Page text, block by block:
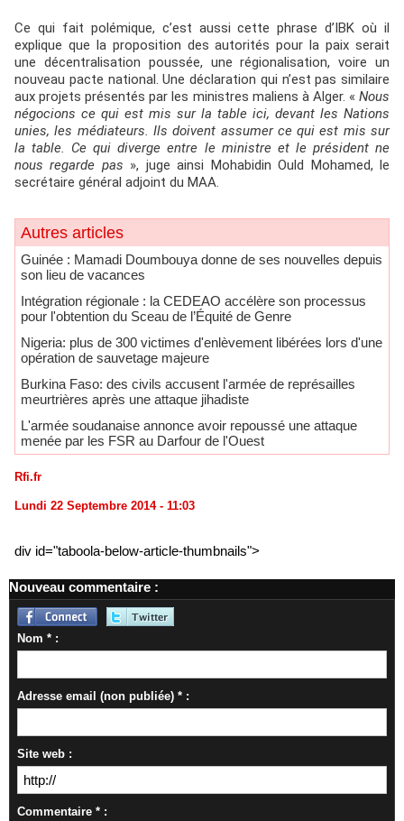
Ce qui fait polémique, c’est aussi cette phrase d’IBK où il
explique que la proposition des autorités pour la paix serait
une décentralisation poussée, une régionalisation, voire un
nouveau pacte national. Une déclaration qui n’est pas similaire
aux projets présentés par les ministres maliens à Alger. « Nous
négocions ce qui est mis sur la table ici, devant les Nations
unies, les médiateurs. Ils doivent assumer ce qui est mis sur
la table. Ce qui diverge entre le ministre et le président ne
nous regarde pas », juge ainsi Mohabidin Ould Mohamed, le
secrétaire général adjoint du MAA.
Autres articles
Guinée : Mamadi Doumbouya donne de ses nouvelles depuis
son lieu de vacances
Intégration régionale : la CEDEAO accélère son processus
pour l'obtention du Sceau de l’Équité de Genre
Nigeria: plus de 300 victimes d'enlèvement libérées lors d'une
opération de sauvetage majeure
Burkina Faso: des civils accusent l'armée de représailles
meurtrières après une attaque jihadiste
L'armée soudanaise annonce avoir repoussé une attaque
menée par les FSR au Darfour de l'Ouest
Rfi.fr
Lundi 22 Septembre 2014 - 11:03
div id="taboola-below-article-thumbnails">
Nouveau commentaire :
Nom * :
Adresse email (non publiée) * :
Site web :
Commentaire * :